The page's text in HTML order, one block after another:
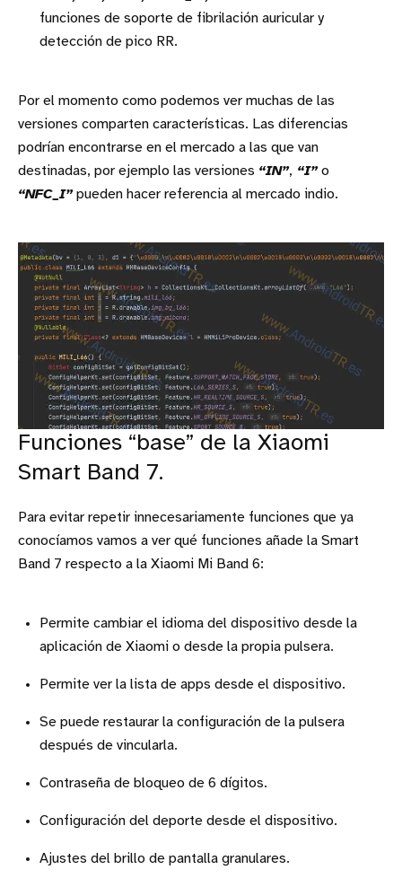
funciones de soporte de fibrilación auricular y
detección de pico RR.
Por el momento como podemos ver muchas de las
versiones comparten características. Las diferencias
podrían encontrarse en el mercado a las que van
destinadas, por ejemplo las versiones “IN”, “I”o
“NFC_I”pueden hacer referencia al mercado indio.
Funciones “base” de la Xiaomi
Smart Band 7.
Para evitar repetir innecesariamente funciones que ya
conocíamos vamos a ver qué funciones añade la Smart
Band 7 respecto a la Xiaomi Mi Band 6:
Permite cambiar el idioma del dispositivo desde la
aplicación de Xiaomi o desde la propia pulsera.
Permite ver la lista de apps desde el dispositivo.
Se puede restaurar la configuración de la pulsera
después de vincularla.
Contraseña de bloqueo de 6 dígitos.
Configuración del deporte desde el dispositivo.
Ajustes del brillo de pantalla granulares.